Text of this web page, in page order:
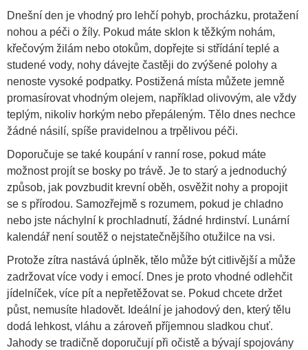
Dnešní den je vhodný pro lehčí pohyb, procházku, protažení
nohou a péči o žíly. Pokud máte sklon k těžkým nohám,
křečovým žilám nebo otokům, dopřejte si střídání teplé a
studené vody, nohy dávejte častěji do zvýšené polohy a
nenoste vysoké podpatky. Postižená místa můžete jemně
promasírovat vhodným olejem, například olivovým, ale vždy
teplým, nikoliv horkým nebo přepáleným. Tělo dnes nechce
žádné násilí, spíše pravidelnou a trpělivou péči.
Doporučuje se také koupání v ranní rose, pokud máte
možnost projít se bosky po trávě. Je to starý a jednoduchý
způsob, jak povzbudit krevní oběh, osvěžit nohy a propojit
se s přírodou. Samozřejmě s rozumem, pokud je chladno
nebo jste náchylní k prochladnutí, žádné hrdinství. Lunární
kalendář není soutěž o nejstatečnějšího otužilce na vsi.
Protože zítra nastává úplněk, tělo může být citlivější a může
zadržovat více vody i emocí. Dnes je proto vhodné odlehčit
jídelníček, více pít a nepřetěžovat se. Pokud chcete držet
půst, nemusíte hladovět. Ideální je jahodový den, který tělu
dodá lehkost, vláhu a zároveň příjemnou sladkou chuť.
Jahody se tradičně doporučují při očistě a bývají spojovány